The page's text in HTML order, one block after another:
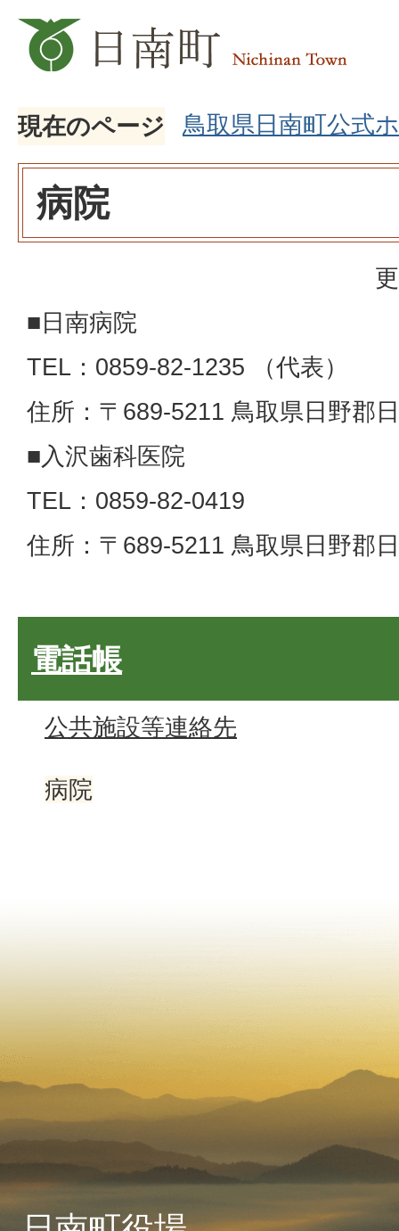
現在のページ 鳥取県日南町公式
病院
■日南病院
TEL：0859-82-1235 （代表）
住所：〒689-5211 鳥取県日野郡
■入沢歯科医院
TEL：0859-82-0419
住所：〒689-5211 鳥取県日野郡
電話帳
公共施設等連絡先
病院